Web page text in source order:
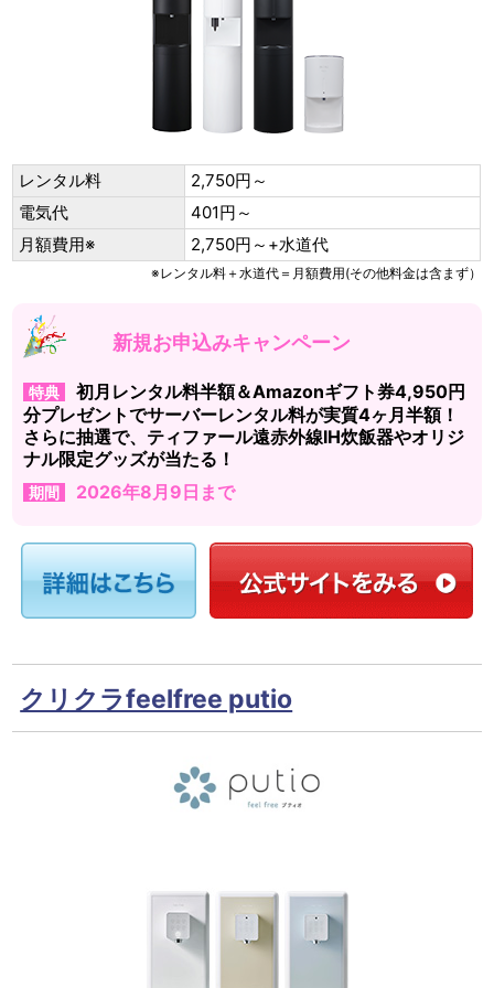
レンタル料
2,750円～
電気代
401円～
月額費用※
2,750円～+水道代
※レンタル料＋水道代＝月額費用(その他料金は含まず）
新規お申込みキャンペーン
特典
初月レンタル料半額＆Amazonギフト券4,950円
分プレゼントでサーバーレンタル料が実質4ヶ月半額！
さらに抽選で、ティファール遠赤外線IH炊飯器やオリジ
ナル限定グッズが当たる！
期間 2026年8月9日まで
クリクラfeelfree putio